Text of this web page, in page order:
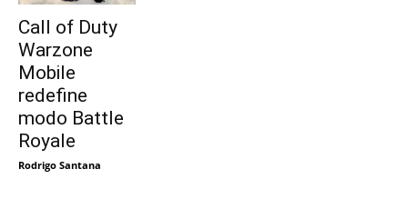
Call of Duty
Warzone
Mobile
redefine
modo Battle
Royale
Rodrigo Santana